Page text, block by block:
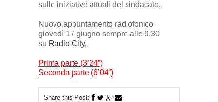
sulle iniziative attuali del sindacato.
Nuovo appuntamento radiofonico
giovedì 17 giugno sempre alle 9,30
su Radio City.
Prima parte (3’24”)
Seconda parte (6’04”)
Share this Post: